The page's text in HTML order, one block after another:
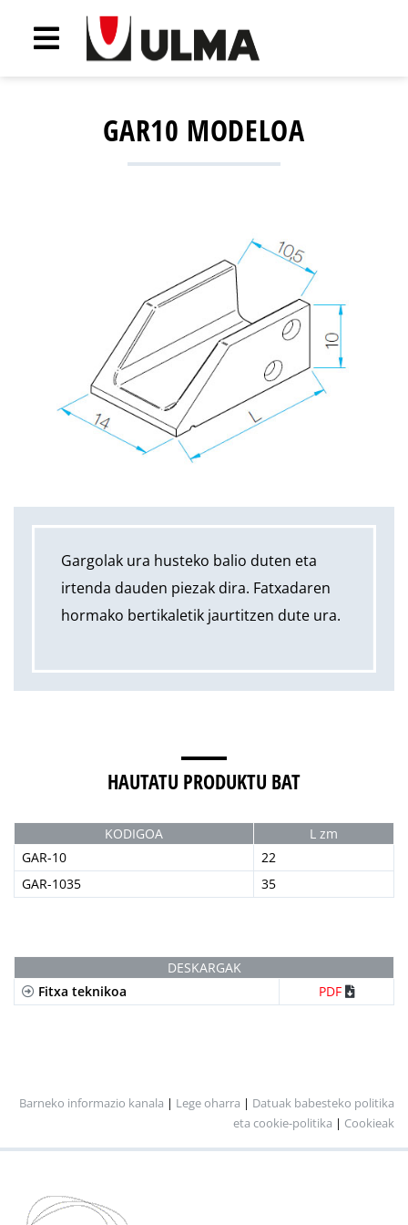
GAR10 MODELOA
Gargolak ura husteko balio duten eta
irtenda dauden piezak dira. Fatxadaren
hormako bertikaletik jaurtitzen dute ura.
HAUTATU PRODUKTU BAT
KODIGOA
L zm
GAR-10
22
GAR-1035
35
DESKARGAK
Fitxa teknikoa
PDF
Barneko informazio kanala | Lege oharra | Datuak babesteko politika
eta cookie-politika | Cookieak